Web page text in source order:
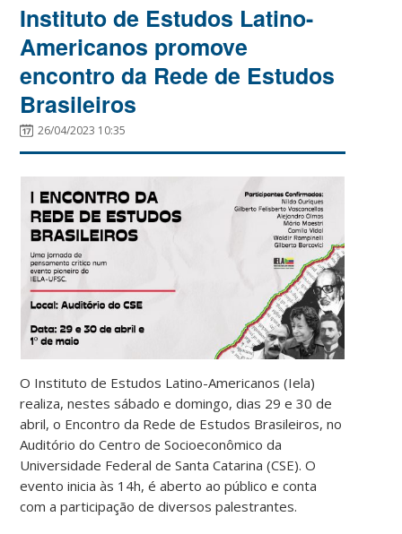
Instituto de Estudos Latino-
Americanos promove
encontro da Rede de Estudos
Brasileiros
26/04/2023 10:35
O Instituto de Estudos Latino-Americanos (Iela)
realiza, nestes sábado e domingo, dias 29 e 30 de
abril, o Encontro da Rede de Estudos Brasileiros, no
Auditório do Centro de Socioeconômico da
Universidade Federal de Santa Catarina (CSE). O
evento inicia às 14h, é aberto ao público e conta
com a participação de diversos palestrantes.